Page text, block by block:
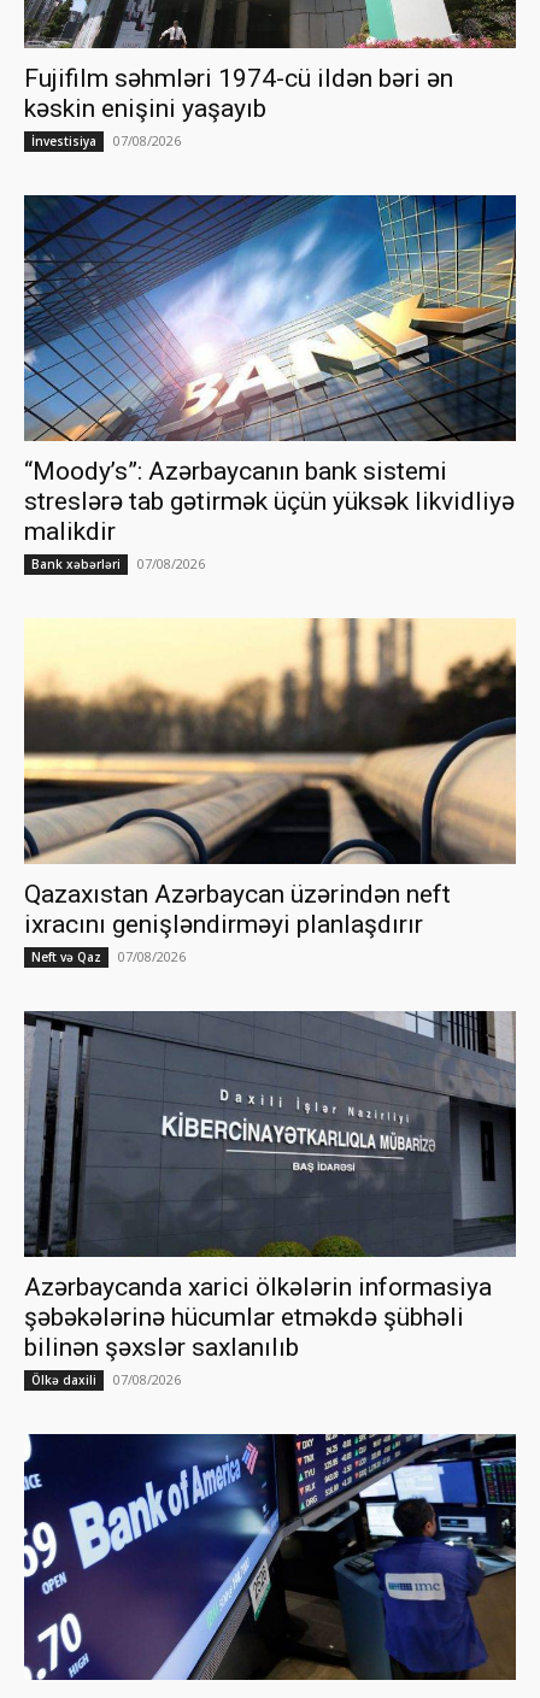
Fujifilm səhmləri 1974-cü ildən bəri ən
kəskin enişini yaşayıb
İnvestisiya 07/08/2026
“Moody’s”: Azərbaycanın bank sistemi
streslərə tab gətirmək üçün yüksək likvidliyə
malikdir
Bank xəbərləri 07/08/2026
Qazaxıstan Azərbaycan üzərindən neft
ixracını genişləndirməyi planlaşdırır
Neft və Qaz 07/08/2026
Azərbaycanda xarici ölkələrin informasiya
şəbəkələrinə hücumlar etməkdə şübhəli
bilinən şəxslər saxlanılıb
Ölkə daxili 07/08/2026